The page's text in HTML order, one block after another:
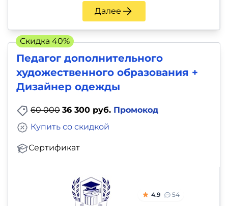
Далее
Педагог дополнительного
художественного образования +
Дизайнер одежды
60 000 36 300 руб. Промокод
Сертификат
Купить со скидкой
4.9 54
Скидка 40%